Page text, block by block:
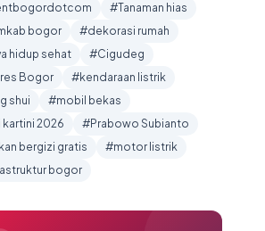
#Tanaman hias
bogor
#dekorasi rumah
hidup sehat
#Cigudeg
Bogor
#kendaraan listrik
shui
#mobil bekas
kartini 2026
#Prabowo Subianto
bergizi gratis
#motor listrik
bogor